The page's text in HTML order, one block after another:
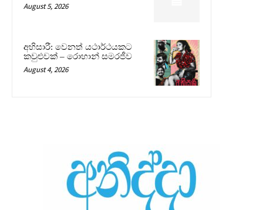
August 5, 2026
අභිසාරී: වෙනත් යථාර්ථයකට
කවුළුවක් – රොහාන් සමරජීව
August 4, 2026